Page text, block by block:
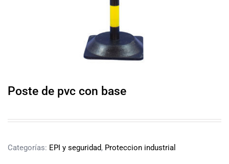
Poste de pvc con base
Categorías: EPI y seguridad, Proteccion industrial